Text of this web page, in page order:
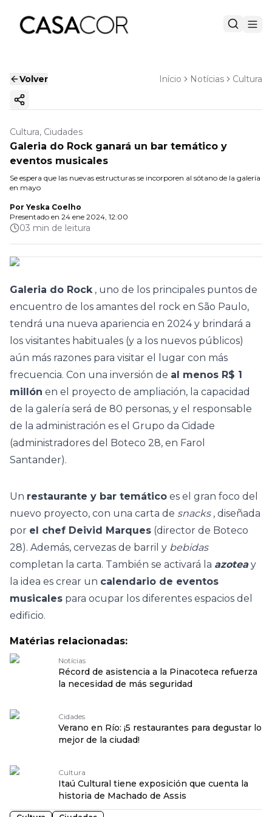
Volver Início Notícias Cultura
Copiar enlace
Cultura, Ciudades
Galeria do Rock ganará un bar temático y
eventos musicales
Se espera que las nuevas estructuras se incorporen al sótano de la galería
en mayo
Por Yeska Coelho
Presentado en 24 ene 2024, 12:00
03 min de leitura
Galeria do Rock, uno de los principales puntos de
encuentro de los amantes del rock en São Paulo,
tendrá una nueva apariencia en 2024 y brindará a
los visitantes habituales (y a los nuevos públicos)
aún más razones para visitar el lugar con más
frecuencia. Con una inversión de al menos R$ 1
millón en el proyecto de ampliación, la capacidad
de la galería será de 80 personas, y el responsable
de la administración es el Grupo da Cidade
(administradores del Boteco 28, en Farol
Santander).
Un restaurante y bar temático es el gran foco del
nuevo proyecto, con una carta de snacks, diseñada
por el chef Deivid Marques (director de Boteco
28). Además, cervezas de barril y bebidas
completan la carta. También se activará la azoteay
la idea es crear un calendario de eventos
musicales para ocupar los diferentes espacios del
edificio.
Matérias relacionadas:
Notícias
Récord de asistencia a la Pinacoteca refuerza
la necesidad de más seguridad
Cidades
Verano en Río: ¡5 restaurantes para degustar lo
mejor de la ciudad!
Cultura
Itaú Cultural tiene exposición que cuenta la
historia de Machado de Assis